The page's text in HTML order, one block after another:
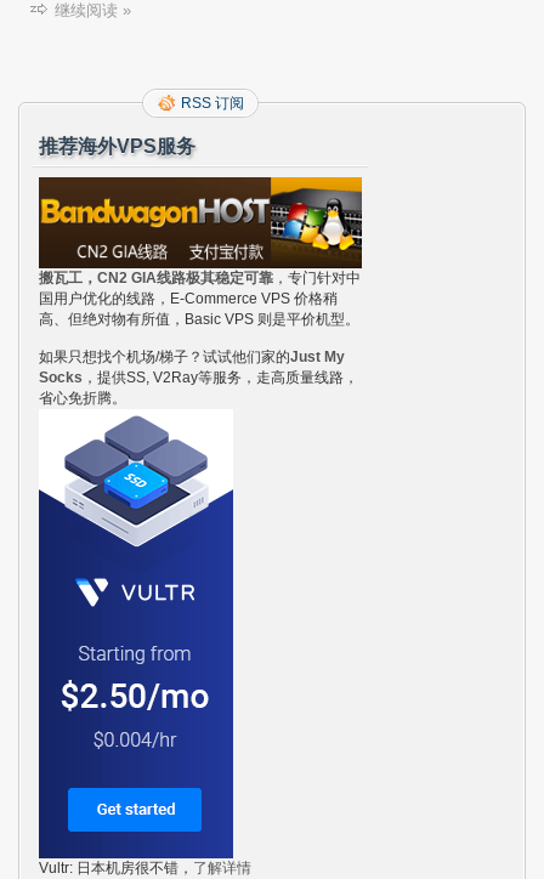
继续阅读 »
RSS 订阅
推荐海外VPS服务
搬瓦工，CN2 GIA线路极其稳定可靠 ，专门针对中
国用户优化的线路，E-Commerce VPS 价格稍
高、但绝对物有所值，Basic VPS 则是平价机型。
如果只想找个机场/梯子？试试他们家的Just My
Socks ，提供SS, V2Ray等服务，走高质量线路，
省心免折腾。
Vultr: 日本机房很不错， 了解详情